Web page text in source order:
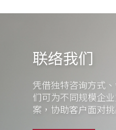
联络我们
凭借独特咨询方式
们可为不同规模企
案，协助客户面对